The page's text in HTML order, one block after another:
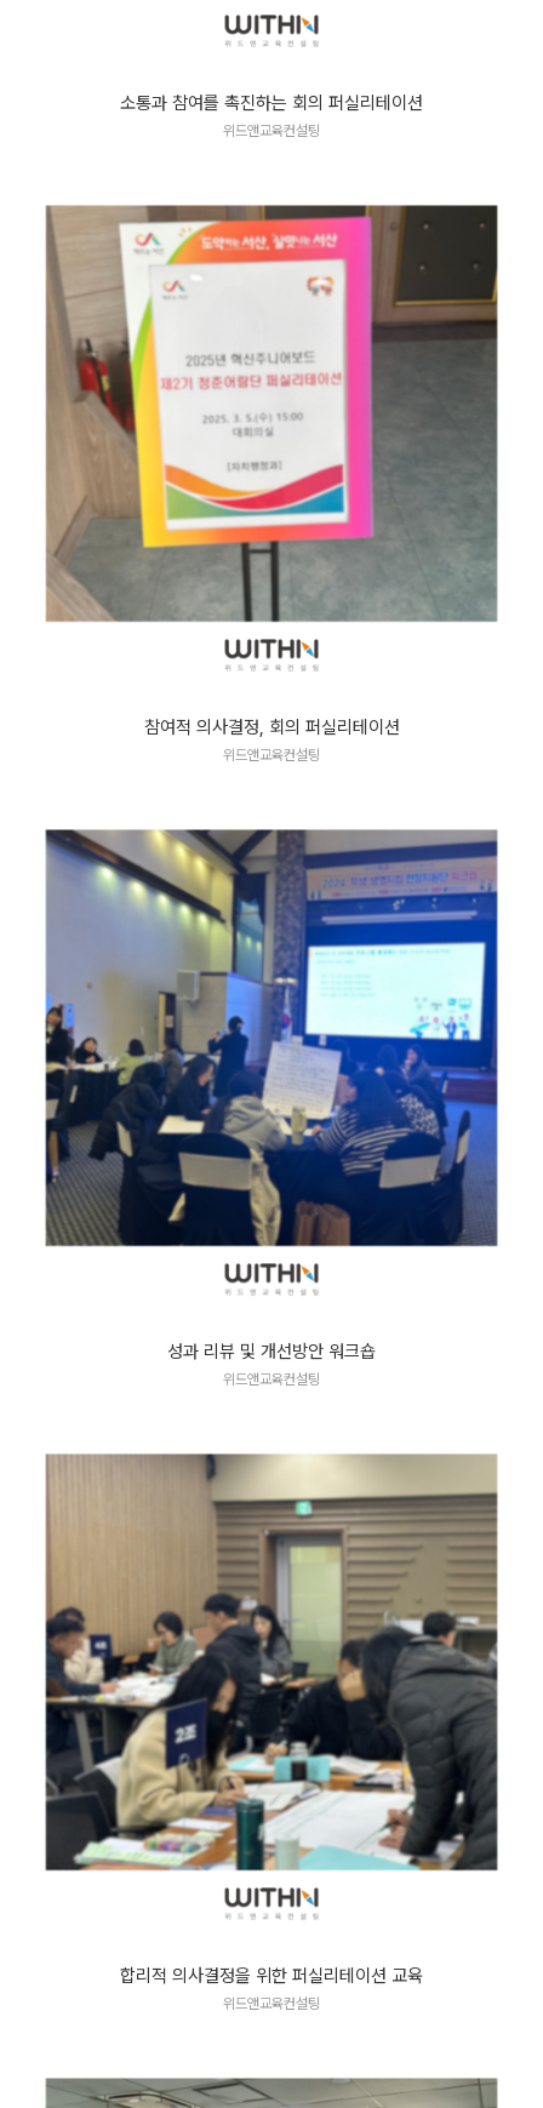
소통과 참여를 촉진하는 회의 퍼실리테이션
위드앤교육컨설팅
참여적 의사결정, 회의 퍼실리테이션
위드앤교육컨설팅
성과 리뷰 및 개선방안 워크숍
위드앤교육컨설팅
합리적 의사결정을 위한 퍼실리테이션 교육
위드앤교육컨설팅